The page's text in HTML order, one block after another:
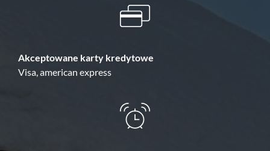
Akceptowane karty kredytowe
Visa, american express